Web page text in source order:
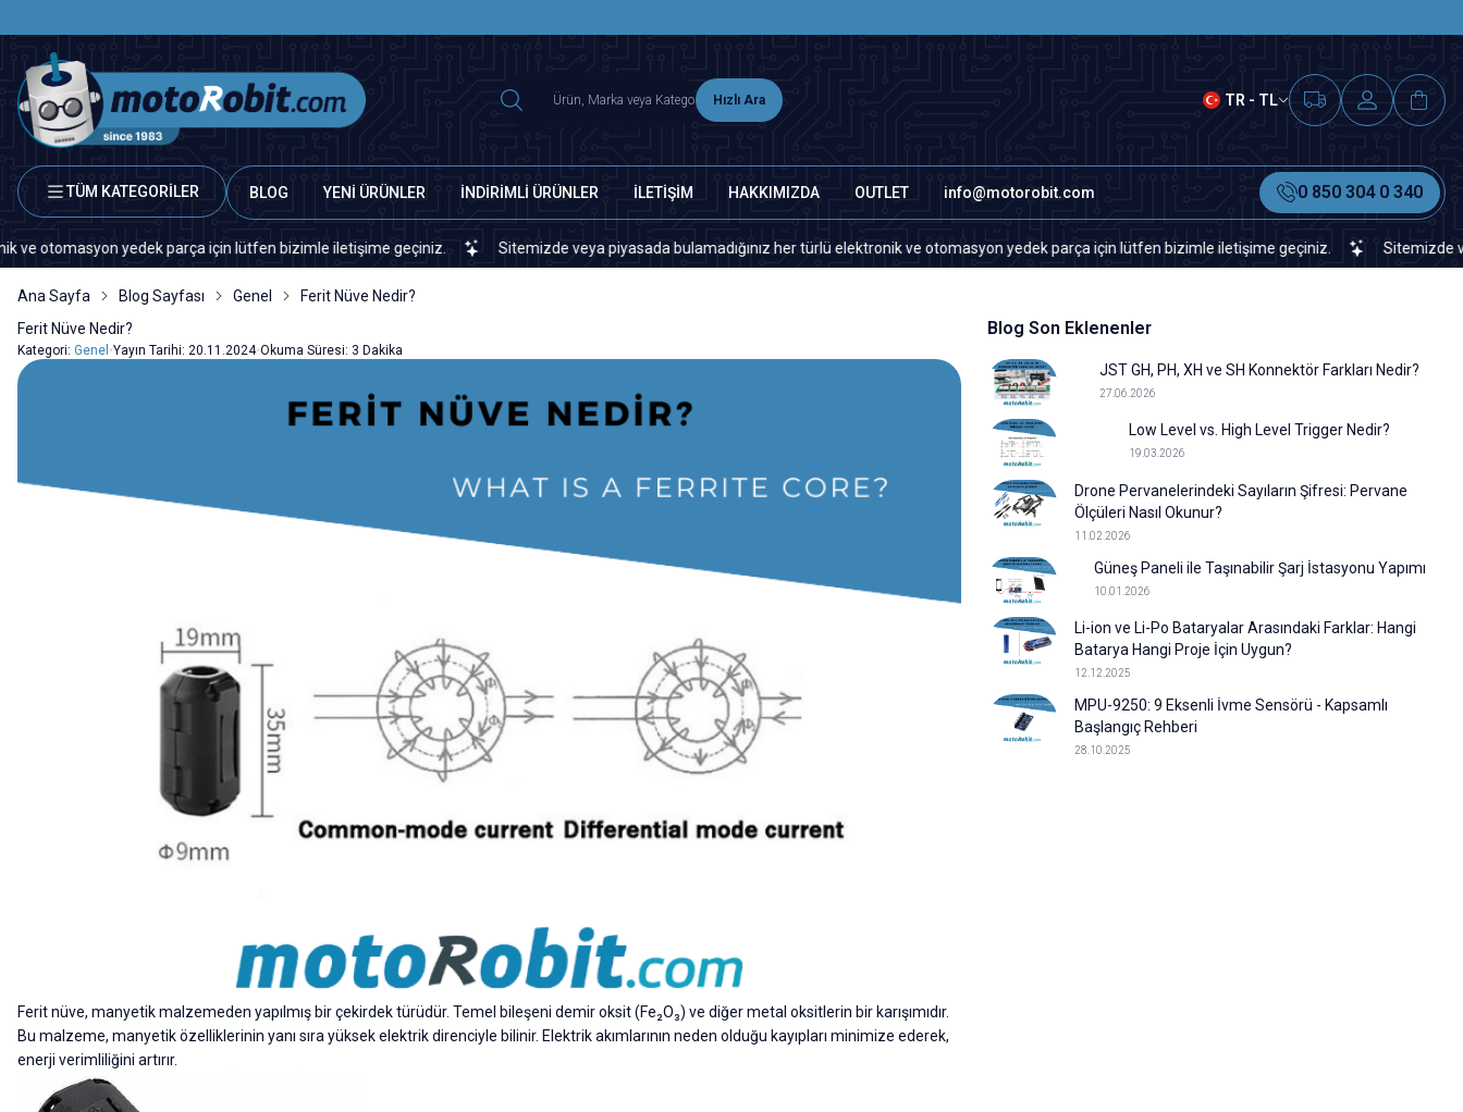
Hızlı Ara TR - TL
TÜM KATEGORİLER BLOG YENİ ÜRÜNLER İNDİRİMLİ ÜRÜNLER İLETİŞİM HAKKIMIZDA OUTLET info@motorobit.com 0 850 304 0 340
yedek parça için lütfen bizimle iletişime geçiniz. Sitemizde veya piyasada bulamadığınız her türlü elektronik ve otomasyon yedek parça için lütfen bizimle iletişime geçiniz. Sitemizde veya
Ana Sayfa Blog Sayfası Genel
Ferit Nüve Nedir?
Ferit Nüve Nedir?
Kategori: Genel •Yayın Tarihi: 20.11.2024•Okuma Süresi: 3 Dakika
Ferit nüve, manyetik malzemeden yapılmış bir çekirdek türüdür. Temel bileşeni demir oksit (Fe₂O₃) ve diğer metal oksitlerin bir karışımıdır.
Bu malzeme, manyetik özelliklerinin yanı sıra yüksek elektrik direnciyle bilinir. Elektrik akımlarının neden olduğu kayıpları minimize ederek,
enerji verimliliğini artırır.
Blog Son Eklenenler
JST GH, PH, XH ve SH Konnektör Farkları Nedir?
27.06.2026
Low Level vs. High Level Trigger Nedir?
19.03.2026
Drone Pervanelerindeki Sayıların Şifresi: Pervane
Ölçüleri Nasıl Okunur?
11.02.2026
Güneş Paneli ile Taşınabilir Şarj İstasyonu Yapımı
10.01.2026
Li-ion ve Li-Po Bataryalar Arasındaki Farklar: Hangi
Batarya Hangi Proje İçin Uygun?
12.12.2025
MPU-9250: 9 Eksenli İvme Sensörü - Kapsamlı
Başlangıç Rehberi
28.10.2025